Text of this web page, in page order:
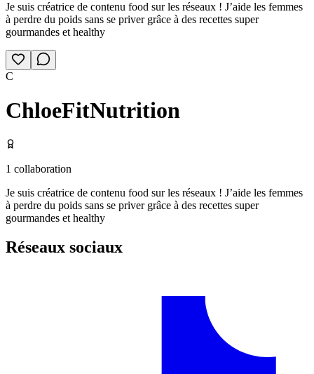
Je suis créatrice de contenu food sur les réseaux ! J’aide les femmes
à perdre du poids sans se priver grâce à des recettes super
gourmandes et healthy
C
ChloeFitNutrition
1 collaboration
Je suis créatrice de contenu food sur les réseaux ! J’aide les femmes
à perdre du poids sans se priver grâce à des recettes super
gourmandes et healthy
Réseaux sociaux